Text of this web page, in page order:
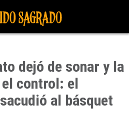
dejó de sonar y la
control: el
al básquet